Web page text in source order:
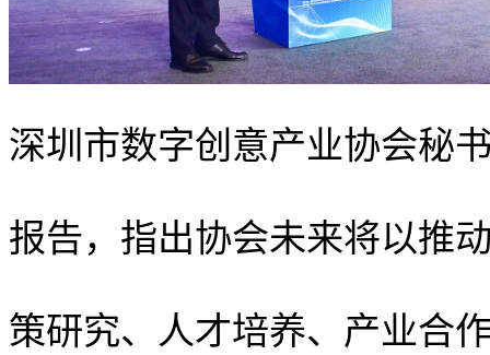
深圳市数字创意产业协会秘
报告，指出协会未来将以推
策研究、人才培养、产业合